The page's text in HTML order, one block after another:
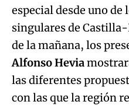
especial desde uno de
singulares de
de la mañana, los
Alfonso Hevia
las diferentes
con las que la región